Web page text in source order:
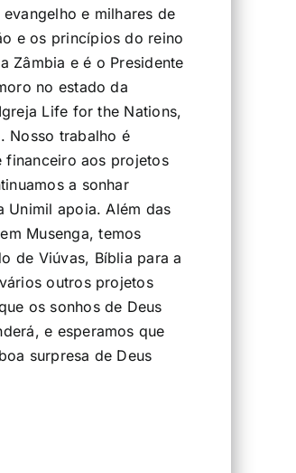
e milhares de
e os princípios do reino
Zâmbia e é o Presidente
no estado da
Life for the Nations,
Nosso trabalho é
aos projetos
a sonhar
Unimil apoia. Além das
Musenga, temos
de Viúvas, Bíblia para a
outros projetos
os sonhos de Deus
e esperamos que
surpresa de Deus